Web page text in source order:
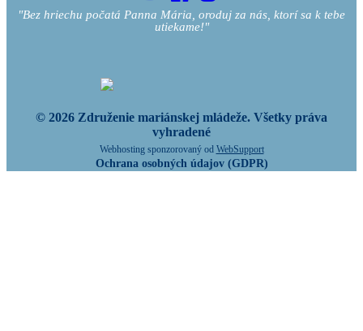
"Bez hriechu počatá Panna Mária, oroduj za nás, ktorí sa k tebe
utiekame!"
© 2026 Združenie mariánskej mládeže. Všetky práva
vyhradené
Webhosting sponzorovaný od WebSupport
Ochrana osobných údajov (GDPR)